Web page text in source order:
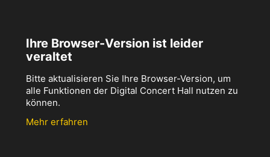
Ihre Browser-Version ist leider
veraltet
Bitte aktualisieren Sie Ihre Browser-Version, um
alle Funktionen der Digital Concert Hall nutzen zu
können.
Mehr erfahren